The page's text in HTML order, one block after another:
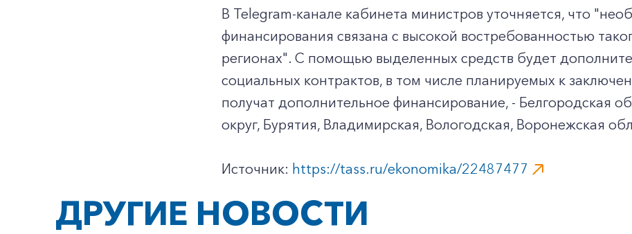
В Telegram-канале кабинета министров уточняется, что
финансирования связана с высокой востребованностью
регионах". С помощью выделенных средств будет
социальных контрактов, в том числе планируемых к
получат дополнительное финансирование, - Белгородская
округ, Бурятия, Владимирская, Вологодская, Воронежская
Источник: https://tass.ru/ekonomika/22487477
ДРУГИЕ НОВОСТИ